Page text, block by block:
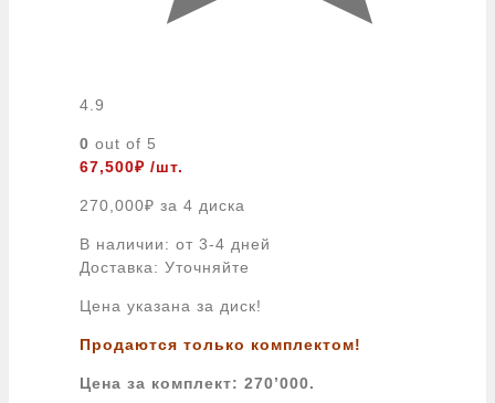
4.9
0 out of 5
67,500₽ /шт.
270,000₽ за 4 диска
В наличии: от 3-4 дней
Доставка: Уточняйте
Цена указана за диск!
Продаются только комплектом!
Цена за комплект: 270’000.